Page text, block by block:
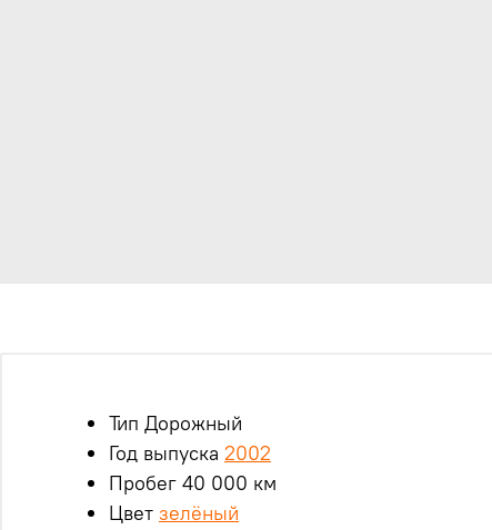
Тип Дорожный
Год выпуска 2002
Пробег 40 000 км
Цвет зелёный